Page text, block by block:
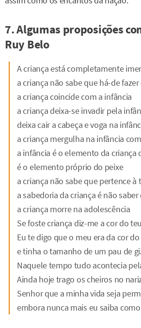
7. Algumas proposições
Ruy Belo
A criança está completamente
a criança não sabe que há-de
a criança coincide com a infância
a criança deixa-se invadir pela
deixa cair a cabeça e voga na
a criança mergulha na infância
a infância é o elemento da criança
é o elemento próprio do peixe
a criança não sabe que pertence à
a sabedoria da criança é não
a criança morre na adolescência
Se foste criança diz-me a cor do
Eu te digo que o meu era da cor
e tinha o tamanho de um pau de
Naquele tempo tudo acontecia
Ainda hoje trago os cheiros no
Senhor que a minha vida seja
embora nunca mais eu saiba